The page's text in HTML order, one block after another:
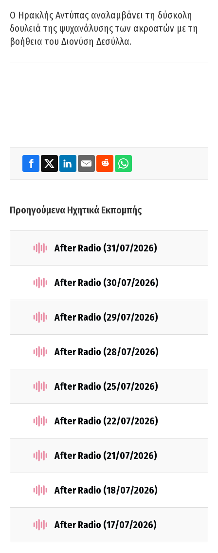
Ο Ηρακλής Αντύπας αναλαμβάνει τη δύσκολη
δουλειά της ψυχανάλυσης των ακροατών με τη
βοήθεια του Διονύση Δεσύλλα.
Προηγούμενα Ηχητικά Εκπομπής
After Radio (31/07/2026)
After Radio (30/07/2026)
After Radio (29/07/2026)
After Radio (28/07/2026)
After Radio (25/07/2026)
After Radio (22/07/2026)
After Radio (21/07/2026)
After Radio (18/07/2026)
After Radio (17/07/2026)